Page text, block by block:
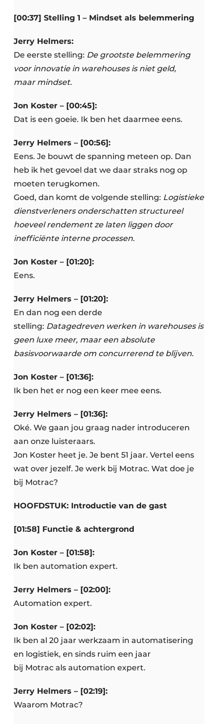
[00:37] Stelling 1 – Mindset als belemmering
Jerry Helmers:
De eerste stelling: De grootste belemmering
voor innovatie in warehouses is niet geld,
maar mindset.
Jon Koster – [00:45]:
Dat is een goeie. Ik ben het daarmee eens.
Jerry Helmers – [00:56]:
Eens. Je bouwt de spanning meteen op. Dan
heb ik het gevoel dat we daar straks nog op
moeten terugkomen.
Goed, dan komt de volgende stelling: Logistieke
dienstverleners onderschatten structureel
hoeveel rendement ze laten liggen door
inefficiënte interne processen.
Jon Koster – [01:20]:
Eens.
Jerry Helmers – [01:20]:
En dan nog een derde
stelling: Datagedreven werken in warehouses is
geen luxe meer, maar een absolute
basisvoorwaarde om concurrerend te blijven.
Jon Koster – [01:36]:
Ik ben het er nog een keer mee eens.
Jerry Helmers – [01:36]:
Oké. We gaan jou graag nader introduceren
aan onze luisteraars.
Jon Koster heet je. Je bent 51 jaar. Vertel eens
wat over jezelf. Je werk bij Motrac. Wat doe je
bij Motrac?
HOOFDSTUK: Introductie van de gast
[01:58] Functie & achtergrond
Jon Koster – [01:58]:
Ik ben automation expert.
Jerry Helmers – [02:00]:
Automation expert.
Jon Koster – [02:02]:
Ik ben al 20 jaar werkzaam in automatisering
en logistiek, en sinds ruim een jaar
bij Motrac als automation expert.
Jerry Helmers – [02:19]:
Waarom Motrac?